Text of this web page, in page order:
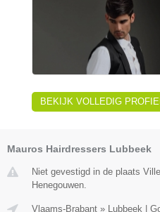
BEKIJK VOLLEDIG PROFIEL
Mauros Hairdressers Lubbeek
Niet gevestigd in de plaats
Henegouwen.
Vlaams-Brabant » Lubbeek